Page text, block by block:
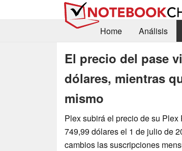
Home
Análisis
El precio del pase
dólares, mientras
mismo
Plex subirá el precio de su
749,99 dólares el 1 de julio de
cambios las suscripciones